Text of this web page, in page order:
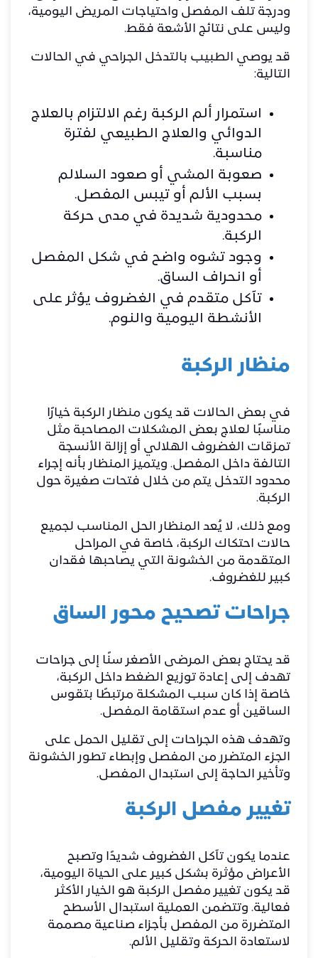
ودرجة تلف المفصل واحتياجات المريض اليومية،
وليس على نتائج الأشعة فقط.
قد يوصي الطبيب بالتدخل الجراحي في الحالات
التالية:
استمرار ألم الركبة رغم الالتزام بالعلاج
الدوائي والعلاج الطبيعي لفترة
مناسبة.
صعوبة المشي أو صعود السلالم
بسبب الألم أو تيبس المفصل.
محدودية شديدة في مدى حركة
الركبة.
وجود تشوه واضح في شكل المفصل
أو انحراف الساق.
تآكل متقدم في الغضروف يؤثر على
الأنشطة اليومية والنوم.
منظار الركبة
في بعض الحالات قد يكون منظار الركبة خيارًا
مناسبًا لعلاج بعض المشكلات المصاحبة مثل
تمزقات الغضروف الهلالي أو إزالة الأنسجة
التالفة داخل المفصل. ويتميز المنظار بأنه إجراء
محدود التدخل يتم من خلال فتحات صغيرة حول
الركبة.
ومع ذلك، لا يُعد المنظار الحل المناسب لجميع
حالات احتكاك الركبة، خاصة في المراحل
المتقدمة من الخشونة التي يصاحبها فقدان
كبير للغضروف.
جراحات تصحيح محور الساق
قد يحتاج بعض المرضى الأصغر سنًا إلى جراحات
تهدف إلى إعادة توزيع الضغط داخل الركبة،
خاصة إذا كان سبب المشكلة مرتبطًا بتقوس
الساقين أو عدم استقامة المفصل.
وتهدف هذه الجراحات إلى تقليل الحمل على
الجزء المتضرر من المفصل وإبطاء تطور الخشونة
وتأخير الحاجة إلى استبدال المفصل.
تغيير مفصل الركبة
عندما يكون تآكل الغضروف شديدًا وتصبح
الأعراض مؤثرة بشكل كبير على الحياة اليومية،
قد يكون تغيير مفصل الركبة هو الخيار الأكثر
فعالية. وتتضمن العملية استبدال الأسطح
المتضررة من المفصل بأجزاء صناعية مصممة
لاستعادة الحركة وتقليل الألم.